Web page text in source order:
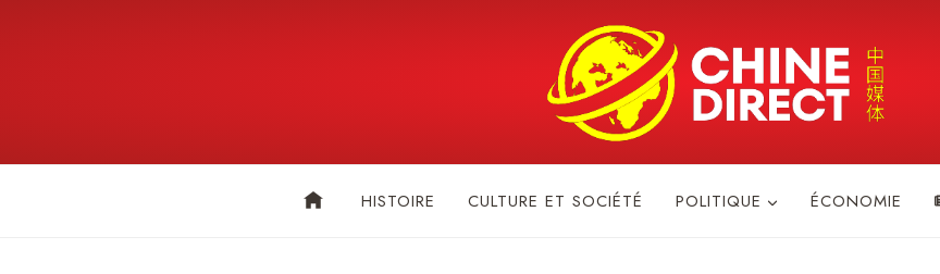
HISTOIRE CULTURE ET SOCIÉTÉ POLITIQUE ÉCONOMIE